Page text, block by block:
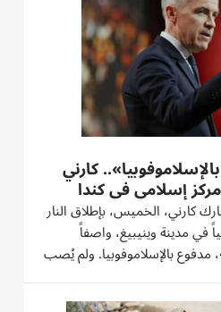
كارني
إسلامي في كندا
كارني، الخميس، بإطلاق النار
في مدينة وينيبيغ، واصفاً
مدفوع بالإسلاموفوبيا. ولم يُصب
مساء الأربعاء، على مركز
مقاطعة مانيتوبا الكندية....